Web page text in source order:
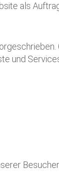
als
und